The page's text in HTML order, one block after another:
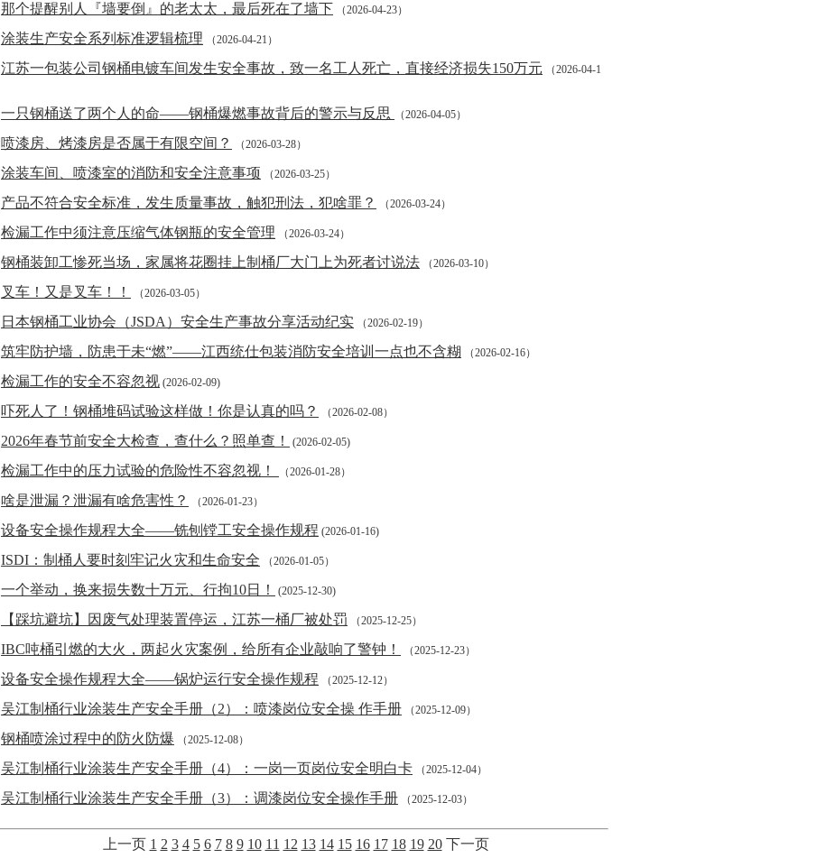
那个提醒别人『墙要倒』的老太太，最后死在了墙下 （2026-04-23）
涂装生产安全系列标准逻辑梳理 （2026-04-21）
江苏一包装公司钢桶电镀车间发生安全事故，致一名工人死亡，直接经济损失150万元 （2026-04-1
一只钢桶送了两个人的命——钢桶爆燃事故背后的警示与反思 （2026-04-05）
喷漆房、烤漆房是否属于有限空间？ （2026-03-28）
涂装车间、喷漆室的消防和安全注意事项 （2026-03-25）
产品不符合安全标准，发生质量事故，触犯刑法，犯啥罪？ （2026-03-24）
检漏工作中须注意压缩气体钢瓶的安全管理 （2026-03-24）
钢桶装卸工惨死当场，家属将花圈挂上制桶厂大门上为死者讨说法 （2026-03-10）
叉车！又是叉车！！ （2026-03-05）
日本钢桶工业协会（JSDA）安全生产事故分享活动纪实 （2026-02-19）
筑牢防护墙，防患于未“燃”——江西统仕包装消防安全培训一点也不含糊 （2026-02-16）
检漏工作的安全不容忽视 (2026-02-09)
吓死人了！钢桶堆码试验这样做！你是认真的吗？ （2026-02-08）
2026年春节前安全大检查，查什么？照单查！ (2026-02-05)
检漏工作中的压力试验的危险性不容忽视！ （2026-01-28）
啥是泄漏？泄漏有啥危害性？ （2026-01-23）
设备安全操作规程大全——铣刨镗工安全操作规程 (2026-01-16)
ISDI：制桶人要时刻牢记火灾和生命安全 （2026-01-05）
一个举动，换来损失数十万元、行拘10日！ (2025-12-30)
【踩坑避坑】因废气处理装置停运，江苏一桶厂被处罚 （2025-12-25）
IBC吨桶引燃的大火，两起火灾案例，给所有企业敲响了警钟！ （2025-12-23）
设备安全操作规程大全——锅炉运行安全操作规程 （2025-12-12）
吴江制桶行业涂装生产安全手册（2）：喷漆岗位安全操 作手册 （2025-12-09）
钢桶喷涂过程中的防火防爆 （2025-12-08）
吴江制桶行业涂装生产安全手册（4）：一岗一页岗位安全明白卡 （2025-12-04）
吴江制桶行业涂装生产安全手册（3）：调漆岗位安全操作手册 （2025-12-03）
上一页 1 2 3 4 5 6 7 8 9 10 11 12 13 14 15 16 17 18 19 20下一页